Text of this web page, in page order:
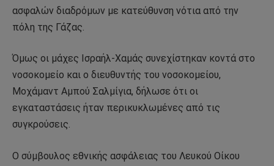
ασφαλών διαδρόμων με κατεύθυνση νότια από την
πόλη της Γάζας.
Όμως οι μάχες Ισραήλ-Χαμάς συνεχίστηκαν κοντά στο
νοσοκομείο και ο διευθυντής του νοσοκομείου,
Μοχάμαντ Αμπού Σαλμίγια, δήλωσε ότι οι
εγκαταστάσεις ήταν περικυκλωμένες από τις
συγκρούσεις.
Ο σύμβουλος εθνικής ασφάλειας του Λευκού Οίκου